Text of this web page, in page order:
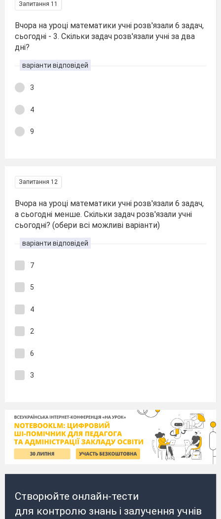
Запитання 11
Вчора на уроці математики учні розв'язали 6 задач,
сьогодні - 3. Скільки задач розв'язали учні за два
дні?
варіанти відповідей
3
4
9
Запитання 12
Вчора на уроці математики учні розв'язали 6 задач,
а сьогодні менше. Скільки задач розв'язали учні
сьогодні? (обери всі можливі варіанти)
варіанти відповідей
7
5
4
2
6
3
Створюйте онлайн-тести
для контролю знань і залучення учнів